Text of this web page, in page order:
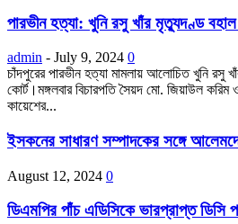
পারভীন হত্যা: খুনি রসু খাঁর মৃত্যুদণ্ড বহাল
admin - July 9, 2024 0
চাঁদপুরের পারভীন হত্যা মামলায় আলোচিত খুনি রসু
কোর্ট।মঙ্গলবার বিচারপতি সৈয়দ মো. জিয়াউল
কায়েশের...
ইসকনের সাধারণ সম্পাদকের সঙ্গে
August 12, 2024 0
ডিএমপির পাঁচ এডিসিকে ভারপ্রাপ্ত ডিসি